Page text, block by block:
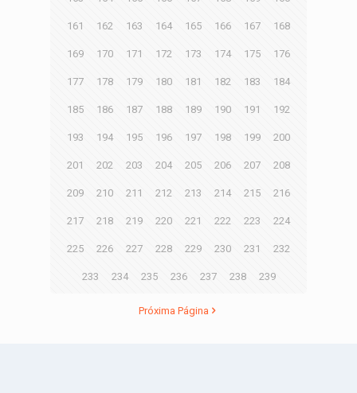
161 162 163 164 165 166 167 168
169 170 171 172 173 174 175 176
177 178 179 180 181 182 183 184
185 186 187 188 189 190 191 192
193 194 195 196 197 198 199 200
201 202 203 204 205 206 207 208
209 210 211 212 213 214 215 216
217 218 219 220 221 222 223 224
225 226 227 228 229 230 231 232
233 234 235 236 237 238 239
Próxima Página